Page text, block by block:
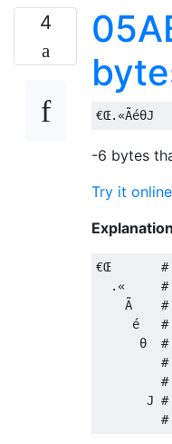
4
-6 bytes
Try it online
€Œ
.«
Ã
é
θ
       J